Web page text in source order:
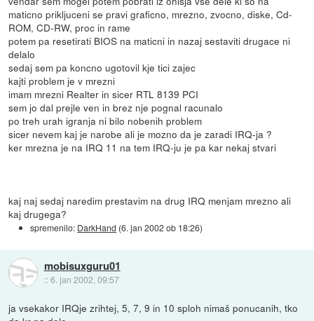
maticno prikljuceni se pravi graficno, mrezno, zvocno, diske, Cd-
ROM, CD-RW, proc in rame
potem pa resetirati BIOS na maticni in nazaj sestaviti drugace ni
delalo
sedaj sem pa koncno ugotovil kje tici zajec
kajti problem je v mrezni
imam mrezni Realter in sicer RTL 8139 PCI
sem jo dal prejle ven in brez nje pognal racunalo
po treh urah igranja ni bilo nobenih problem
sicer nevem kaj je narobe ali je mozno da je zaradi IRQ-ja ?
ker mrezna je na IRQ 11 na tem IRQ-ju je pa kar nekaj stvari
kaj naj sedaj naredim prestavim na drug IRQ menjam mrezno ali
kaj drugega?
spremenilo: DarkHand (6. jan 2002 ob 18:26)
mobisuxguru01
::6. jan 2002, 09:57
ja vsekakor IRQje zrihtej, 5, 7, 9 in 10 sploh nimaš ponucanih, tko